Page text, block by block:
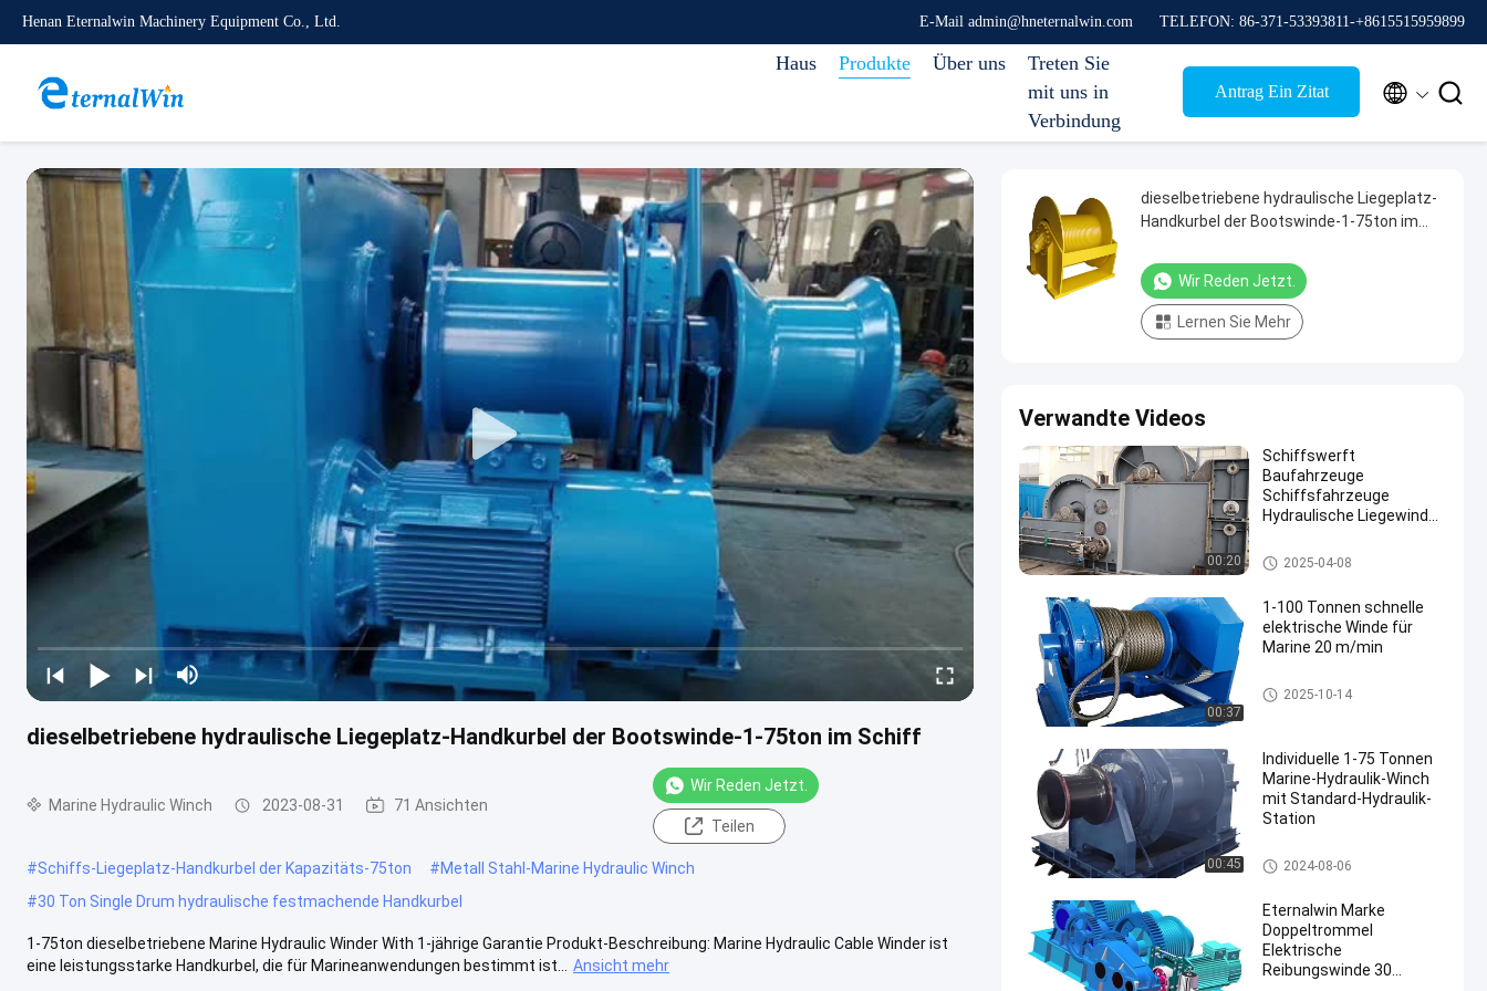
Henan Eternalwin Machinery Equipment Co., Ltd. E-Mail admin@hneternalwin.com TELEFON: 86-371-53393811-+8615515959899
Haus Produkte Über uns
Treten Sie
mit uns in
Verbindung
Antrag Ein Zitat  
dieselbetriebene hydraulische Liegeplatz-Handkurbel der Bootswinde-1-75ton im Schiff
Marine Hydraulic Winch 2023-08-31 71 Ansichten
Wir Reden Jetzt.
Teilen
#Schiffs-Liegeplatz-Handkurbel der Kapazitäts-75ton #Metall Stahl-Marine Hydraulic Winch
#30 Ton Single Drum hydraulische festmachende Handkurbel
1-75ton dieselbetriebene Marine Hydraulic Winder With 1-jährige Garantie Produkt-Beschreibung: Marine Hydraulic Cable Winder ist
eine leistungsstarke Handkurbel, die für Marineanwendungen bestimmt ist...
Ansicht mehr
dieselbetriebene hydraulische Liegeplatz-
Handkurbel der Bootswinde-1-75ton im
Wir Reden Jetzt.
Lernen Sie Mehr
Verwandte Videos
00:20
Schiffswerft
Baufahrzeuge
Schiffsfahrzeuge
Hydraulische Liegewindel
Marine Hydraulic Winch
2025-04-08
00:37
1-100 Tonnen schnelle
elektrische Winde für
Marine 20 m/min
Elektrische Schiffswinde
2025-10-14
00:45
Individuelle 1-75 Tonnen
Marine-Hydraulik-Winch
mit Standard-Hydraulik-
Station
Marine Hydraulic Winch
2024-08-06
Eternalwin Marke
Doppeltrommel
Elektrische
Reibungswinde 30